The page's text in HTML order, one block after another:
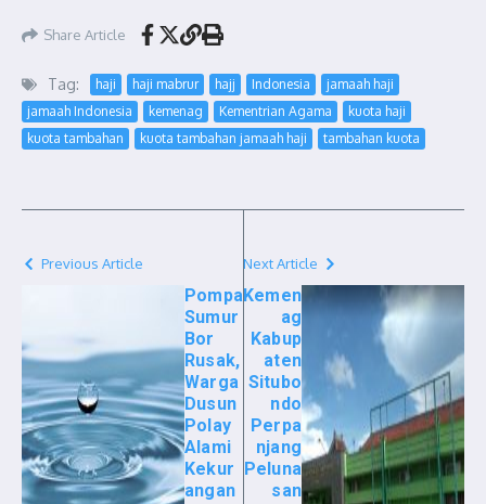
Share Article
Tag: haji haji mabrur hajj Indonesia
jamaah haji
jamaah Indonesia
kemenag Kementrian Agama
kuota haji
kuota tambahan
kuota tambahan jamaah haji tambahan kuota
Previous Article
Pompa
Sumur
Bor
Rusak,
Warga
Dusun
Polay
Alami
Kekur
angan
Next Article
Kemen
ag
Kabup
aten
Situbo
ndo
Perpa
njang
Peluna
san